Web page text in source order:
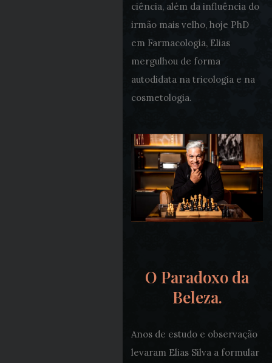
ciência, além da influência do
irmão mais velho, hoje PhD
em Farmacologia, Elias
mergulhou de forma
autodidata na tricologia e na
cosmetologia.
O Paradoxo da
Beleza.
Anos de estudo e observação
levaram Elias Silva a formular